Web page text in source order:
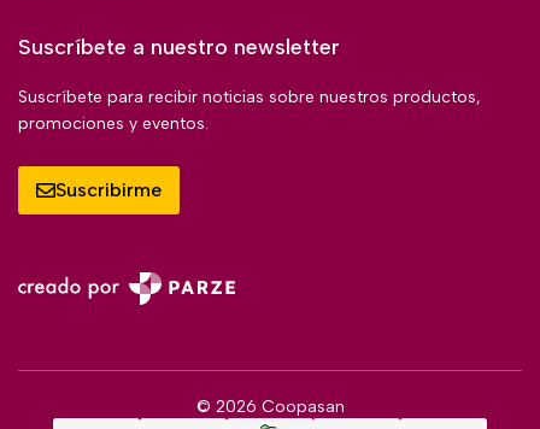
Suscríbete a nuestro newsletter
Suscríbete para recibir noticias sobre nuestros productos,
promociones y eventos.
Suscribirme
© 2026 Coopasan